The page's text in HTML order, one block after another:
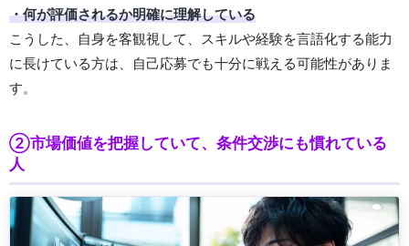
・何が評価されるか明確に理解している
こうした、自身を客観視して、スキルや経験を言語化する能力
に長けている方は、自己応募でも十分に戦える可能性がありま
す。
②市場価値を把握していて、条件交渉にも慣れている
人